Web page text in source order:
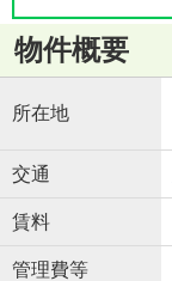
物件概要
所在地
交通
賃料
管理費等